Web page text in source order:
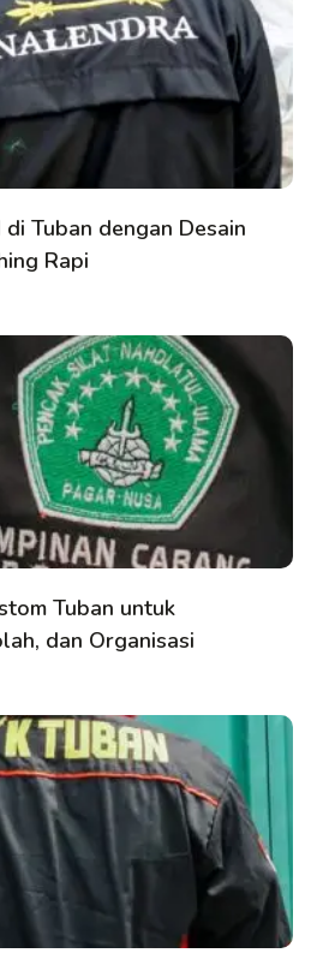
di Tuban dengan Desain
Rapi
Tuban untuk
dan Organisasi